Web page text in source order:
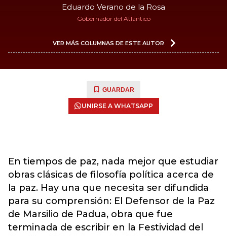
Eduardo Verano de la Rosa
Gobernador del Atlántico
VER MÁS COLUMNAS DE ESTE AUTOR
GUARDAR
UNIRSE A WHATSAPP
En tiempos de paz, nada mejor que estudiar
obras clásicas de filosofía política acerca de
la paz. Hay una que necesita ser difundida
para su comprensión: El Defensor de la Paz
de Marsilio de Padua, obra que fue
terminada de escribir en la Festividad del